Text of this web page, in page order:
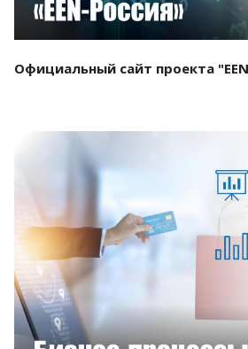
Официальный сайт проекта